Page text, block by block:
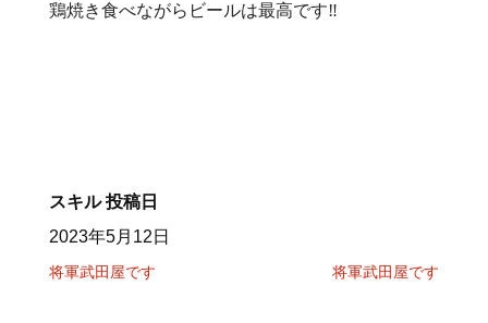
鶏焼き食べながらビールは最高です‼️
スキル 投稿日
2023年5月12日
将軍武田屋です 将軍武田屋です